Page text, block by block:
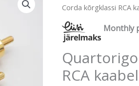
Corda kõrgklassi RCA
Monthly
RCA